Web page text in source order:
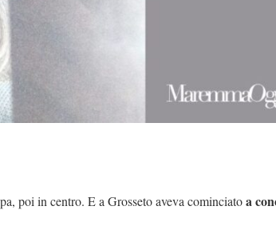
poi in centro. E a Grosseto aveva cominciatoa